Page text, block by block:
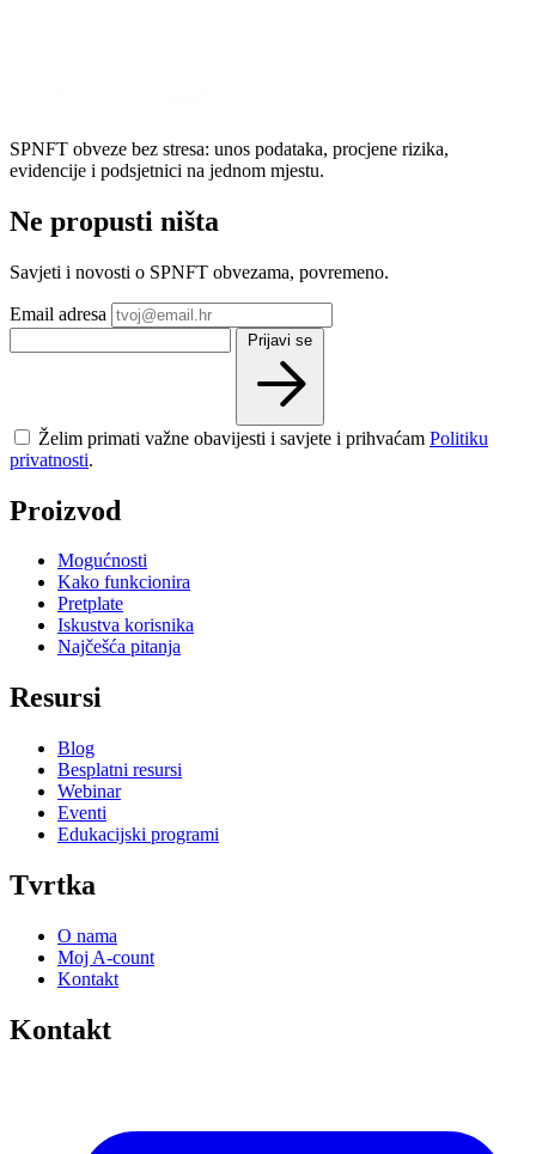
SPNFT obveze bez stresa: unos podataka, procjene rizika,
evidencije i podsjetnici na jednom mjestu.
Ne propusti ništa
Savjeti i novosti o SPNFT obvezama, povremeno.
Email adresa
Želim primati važne obavijesti i savjete i prihvaćam Politiku
privatnosti.
Proizvod
Mogućnosti
Kako funkcionira
Pretplate
Iskustva korisnika
Najčešća pitanja
Resursi
Blog
Besplatni resursi
Webinar
Eventi
Edukacijski programi
Tvrtka
O nama
Moj A-count
Kontakt
Kontakt